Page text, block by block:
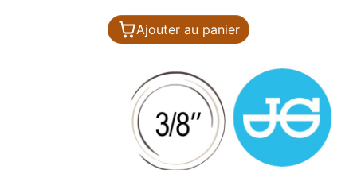
Ajouter au panier